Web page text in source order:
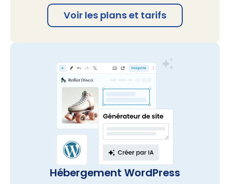
Voir les plans et tarifs
Hébergement WordPress